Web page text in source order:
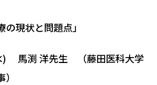
の現状と問題点」
) 馬渕 洋先生 （藤田医科大学